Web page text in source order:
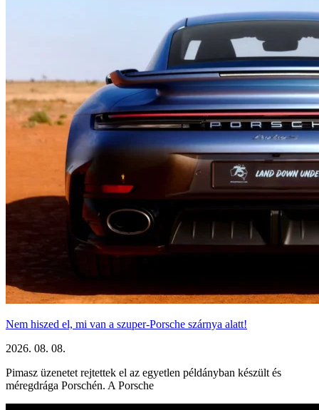
Nem hiszed el, mi van a szuper-Porsche szárnya alatt!
2026. 08. 08.
Pimasz üzenetet rejtettek el az egyetlen példányban készült és
méregdrága Porschén. A Porsche